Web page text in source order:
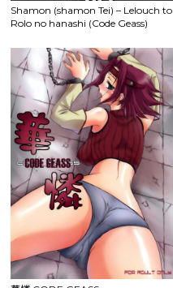
Shamon (shamon Tei) – Lelouch to
Rolo no hanashi (Code Geass)